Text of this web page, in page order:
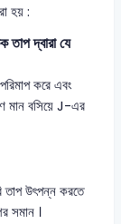
হয় :
দ্বারা যে
করে এবং
মান বসিয়ে J-এর
তাপ উৎপন্ন করতে
সমান ।